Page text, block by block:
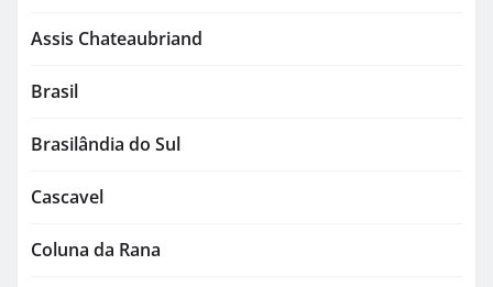
Assis Chateaubriand
Brasil
Brasilândia do Sul
Cascavel
Coluna da Rana